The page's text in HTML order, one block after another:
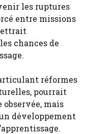
les ruptures
entre missions
chances de
réformes
pourrait
mais
développement